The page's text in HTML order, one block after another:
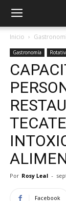
Inicio
Gastronomía
Por Rosy Leal -
Facebook